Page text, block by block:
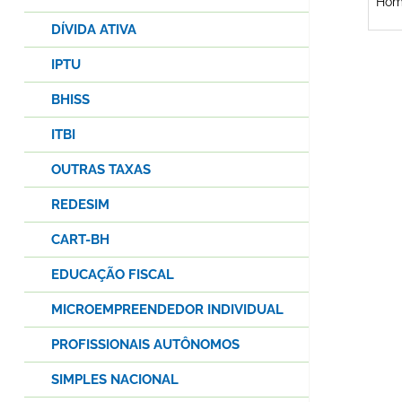
DÍVIDA ATIVA
IPTU
BHISS
ITBI
OUTRAS TAXAS
REDESIM
CART-BH
EDUCAÇÃO FISCAL
MICROEMPREENDEDOR INDIVIDUAL
PROFISSIONAIS AUTÔNOMOS
SIMPLES NACIONAL